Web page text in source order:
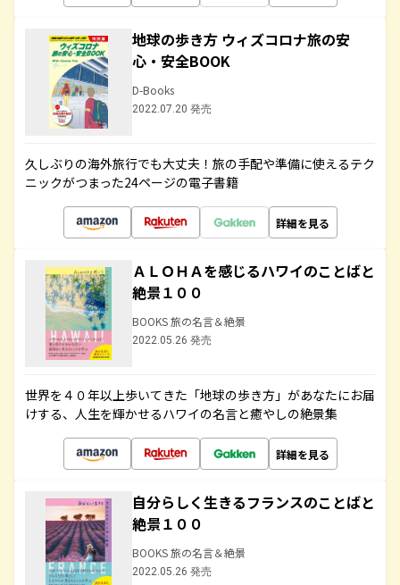
地球の歩き方 ウィズコロナ旅の安
心・安全BOOK
D-Books
2022.07.20 発売
久しぶりの海外旅行でも大丈夫！旅の手配や準備に使えるテク
ニックがつまった24ページの電子書籍
詳細を見る
ＡＬＯＨＡを感じるハワイのことばと
絶景１００
BOOKS 旅の名言＆絶景
2022.05.26 発売
世界を４０年以上歩いてきた「地球の歩き方」があなたにお届
けする、人生を輝かせるハワイの名言と癒やしの絶景集
詳細を見る
自分らしく生きるフランスのことばと
絶景１００
BOOKS 旅の名言＆絶景
2022.05.26 発売